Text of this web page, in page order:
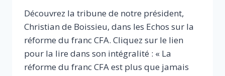
Découvrez la tribune de notre président,
Christian de Boissieu, dans les Echos sur la
réforme du franc CFA. Cliquez sur le lien
pour la lire dans son intégralité : « La
réforme du franc CFA est plus que jamais